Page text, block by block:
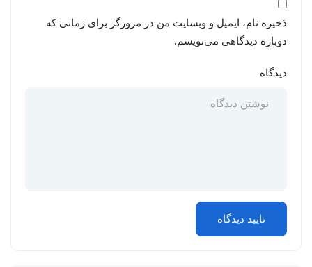
ذخیره نام، ایمیل و وبسایت من در مرورگر برای زمانی که
دوباره دیدگاهی می‌نویسم.
دیدگاه